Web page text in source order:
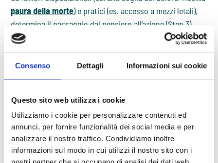
Consenso Dettagli Informazioni sui cookie
Questo sito web utilizza i cookie
Utilizziamo i cookie per personalizzare contenuti ed
annunci, per fornire funzionalità dei social media e per
analizzare il nostro traffico. Condividiamo inoltre
informazioni sul modo in cui utilizzi il nostro sito con i
paura della morte) e pratici (es. accesso a mezzi letali),
determina il passaggio dal pensiero all’azione (Step 3).
Teoria della vulnerabilità fluida
Sviluppata da Rudd nel 2006 a partire dal concetto
cognitivo-comportamentale “suicidal mode” diA. T. Beck,
suicidario.
Secondo il modello di Beck, in presenza di fattori di
rischio (es. vulnerabilità genetica,storie di abuso), fattori
di vita scatenanti (es. perdita di lavoro, lutto) possono
portare all’attivazione del cosiddetto “suicidal mode”,